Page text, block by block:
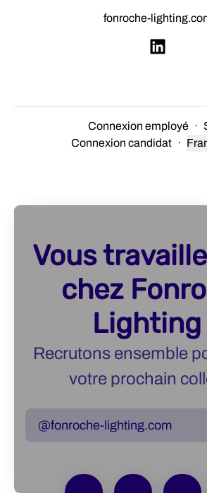
fonroche-
Connexion employé ·
Connexion candidat ·
Vous
chez
Lighting
Recrutons ensemble
votre prochain
@fonroche-lighting.com